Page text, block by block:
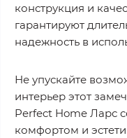
конструкция и
гарантируют
надежность в
Не упускайте
интерьер этот
Perfect Home Ларс
комфортом и